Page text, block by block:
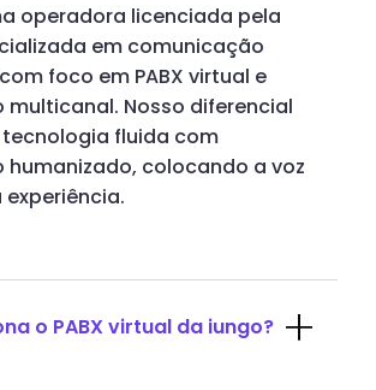
operadora licenciada pela
em comunicação
foco em PABX virtual e
Nosso diferencial
fluida com
colocando a voz
o PABX virtual da iungo?